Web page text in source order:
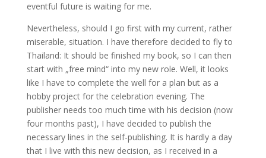
eventful future is waiting for me.
Nevertheless, should I go first with my current, rather
miserable, situation. I have therefore decided to fly to
Thailand: It should be finished my book, so I can then
start with „free mind“ into my new role. Well, it looks
like I have to complete the well for a plan but as a
hobby project for the celebration evening. The
publisher needs too much time with his decision (now
four months past), I have decided to publish the
necessary lines in the self-publishing. It is hardly a day
that I live with this new decision, as I received in a